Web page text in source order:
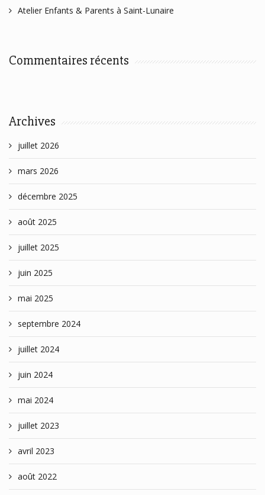
Atelier Enfants & Parents à Saint-Lunaire
Commentaires récents
Archives
juillet 2026
mars 2026
décembre 2025
août 2025
juillet 2025
juin 2025
mai 2025
septembre 2024
juillet 2024
juin 2024
mai 2024
juillet 2023
avril 2023
août 2022